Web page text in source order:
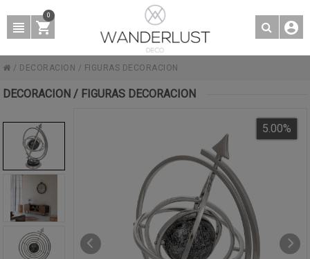
0
/ DECORACION / FIGURAS DECORACION
DECORACION / FIGURAS DECORACION
5.00%